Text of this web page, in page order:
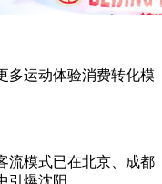
多运动体验消费转化模
流模式已在北京、成都
爆沈阳。